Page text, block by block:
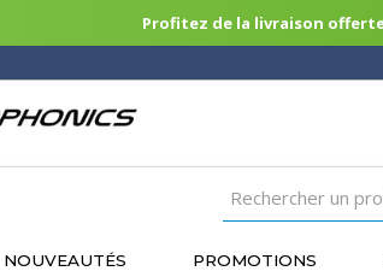
Profitez de la livraison
NOUVEAUTÉS PROMOTIONS